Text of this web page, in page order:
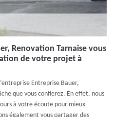
Renovation Tarnaise vous
de votre projet à
Entreprise Bauer,
que vous confierez. En effet, nous
à votre écoute pour mieux
également vous partager des